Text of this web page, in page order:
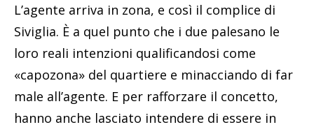
L’agente arriva in zona, e così il complice di
Siviglia. È a quel punto che i due palesano le
loro reali intenzioni qualificandosi come
«capozona» del quartiere e minacciando di far
male all’agente. E per rafforzare il concetto,
hanno anche lasciato intendere di essere in